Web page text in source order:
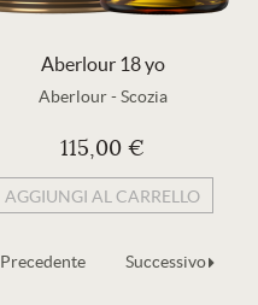
Aberlour 18 yo
Aberlour -Scozia
115,00 €
AGGIUNGI AL CARRELLO
Precedente Successivo